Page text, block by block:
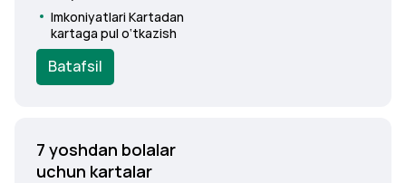
Imkoniyatlari Kartadan
kartaga pul o‘tkazish
Batafsil
7 yoshdan bolalar
uchun kartalar